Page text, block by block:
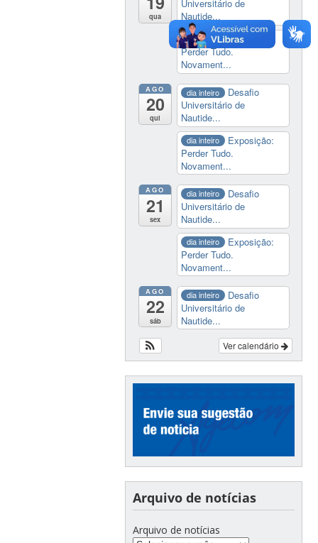
qua
Universitário de
Nautide...
dia inteiro
Exposição:
Perder Tudo.
Novament...
AGO
20
qui
dia inteiro
Desafio
Universitário de
Nautide...
dia inteiro
Exposição:
Perder Tudo.
Novament...
AGO
21
sex
dia inteiro
Desafio
Universitário de
Nautide...
dia inteiro
Exposição:
Perder Tudo.
Novament...
AGO
22
sáb
dia inteiro
Desafio
Universitário de
Nautide...
Ver calendário
Arquivo de notícias
Arquivo de notícias